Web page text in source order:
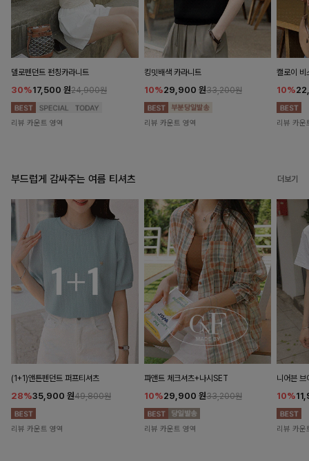
델로펜던트 펀칭카라니트
30%17,500 원24,900원
리뷰 카운트 영역
킹밋배색 카라니트
10%29,900 원33,200원
리뷰 카운트 영역
캘로이 비
10%
리뷰 카운
부드럽게 감싸주는 여름 티셔츠 더보기
(1+1)앤튼펜던트 퍼프티셔츠
28%35,900 원49,800원
리뷰 카운트 영역
파앤트 체크셔츠+나시SET
10%29,900 원33,200원
리뷰 카운트 영역
니어븐 브
10%
리뷰 카운